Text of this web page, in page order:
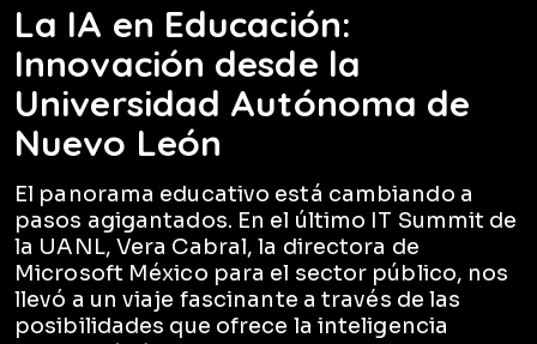
La IA en Educación:
Innovación desde la
Universidad Autónoma de
Nuevo León
El panorama educativo está cambiando a
pasos agigantados. En el último IT Summit de
la UANL, Vera Cabral, la directora de
Microsoft México para el sector público, nos
llevó a un viaje fascinante a través de las
posibilidades que ofrece la inteligencia